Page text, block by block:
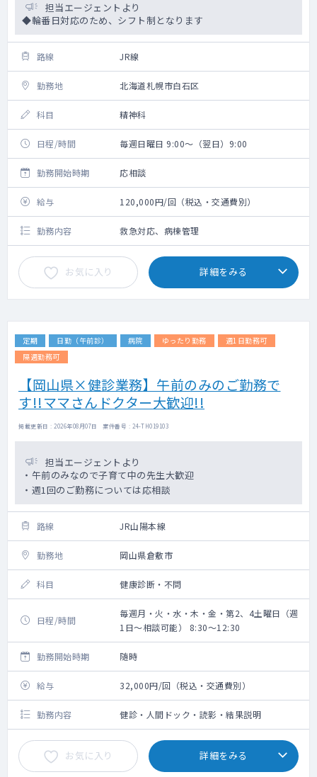
担当エージェントより
◆輪番日対応のため、シフト制となります
路線 JR線
勤務地 北海道札幌市白石区
科目 精神科
日程/時間 毎週日曜日 9:00～（翌日）9:00
勤務開始時期 応相談
給与 120,000円/回（税込・交通費別）
勤務内容 救急対応、病棟管理
お気に入り 詳細をみる
定期 日勤（午前診） 病院 ゆったり勤務
週1日勤務可
隔週勤務可
【岡山県×健診業務】午前のみのご勤務で
す!!ママさんドクター大歓迎!!
掲載更新日 : 2026年08月07日 案件番号 : 24-TH019103
担当エージェントより
・午前のみなので子育て中の先生大歓迎
・週1回のご勤務については応相談
路線 JR山陽本線
勤務地 岡山県倉敷市
科目 健康診断・不問
日程/時間
毎週月・火・水・木・金・第2、4土曜日（週
1日～相談可能） 8:30～12:30
勤務開始時期 随時
給与 32,000円/回（税込・交通費別）
勤務内容 健診・人間ドック・読影・結果説明
お気に入り 詳細をみる